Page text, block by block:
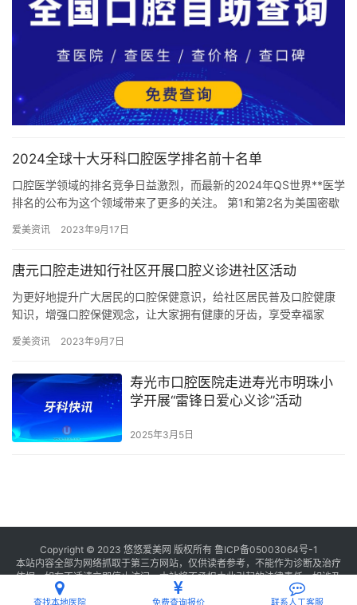
2024全球十大牙科口腔医学排名前十名单
口腔医学领域的排名竞争日益激烈，而最新的2024年QS世界**医学
排名的公布为这个领域带来了更多的关注。 第1和第2名为美国密歇
爱美资讯 2023年9月17日
唐元口腔走进知行社区开展口腔义诊进社区活动
为更好地提升广大居民的口腔保健意识，给社区居民普及口腔健康
知识，增强口腔保健观念，让大家拥有健康的牙齿，享受幸福家
健康义诊…
爱美资讯 2023年9月7日
寿光市口腔医院走进寿光市明珠小
学开展“雷锋日爱心义诊”活动
2025年3月5日
Copyright © 2023 悠悠爱美网 版权所有 鲁ICP备05003064号-1
本站内容全部为网络抓取于第三方网站，仅供读者参考，不能作为诊断及治疗
依据，如有不适请立即停止访问，本站将不承担由此引起的法律责任。如涉及
联系我们
查找本地医院 免费查询报价 联系人工客服